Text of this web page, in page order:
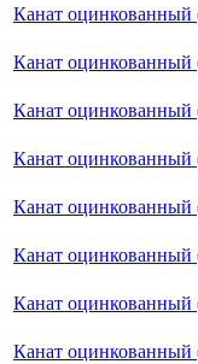
Канат оцинкованный
Канат оцинкованный
Канат оцинкованный
Канат оцинкованный
Канат оцинкованный
Канат оцинкованный
Канат оцинкованный
Канат оцинкованный